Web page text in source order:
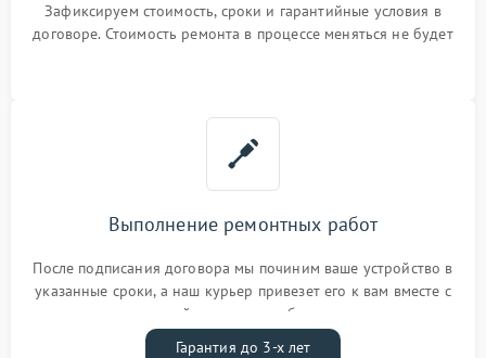
Зафиксируем стоимость, сроки и гарантийные условия в
договоре. Стоимость ремонта в процессе меняться не будет
Выполнение ремонтных работ
После подписания договора мы починим ваше устройство в
указанные сроки, а наш курьер привезет его к вам вместе с
гарантийным талоном бесплатно
Гарантия до 3-х лет